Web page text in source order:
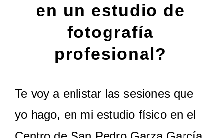
en un estudio de
fotografía
profesional?
Te voy a enlistar las sesiones que
yo hago, en mi estudio físico en el